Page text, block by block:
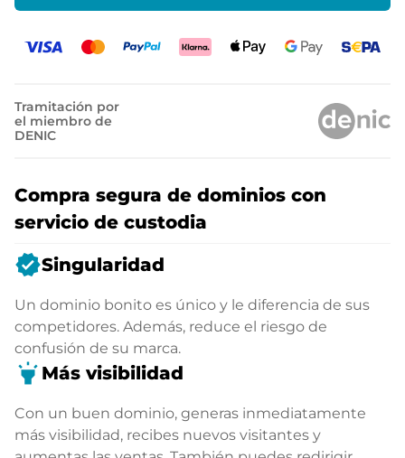
Tramitación por
el miembro de
DENIC
Compra segura de dominios con
servicio de custodia
verifiedSingularidad
Un dominio bonito es único y le diferencia de sus
competidores. Además, reduce el riesgo de
confusión de su marca.
highlight Más visibilidad
Con un buen dominio, generas inmediatamente
más visibilidad, recibes nuevos visitantes y